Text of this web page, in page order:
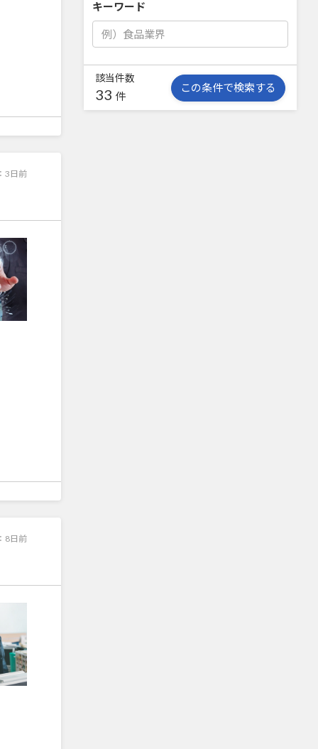
3日前
8日前
キーワード
該当件数
33 件
この条件で検索する